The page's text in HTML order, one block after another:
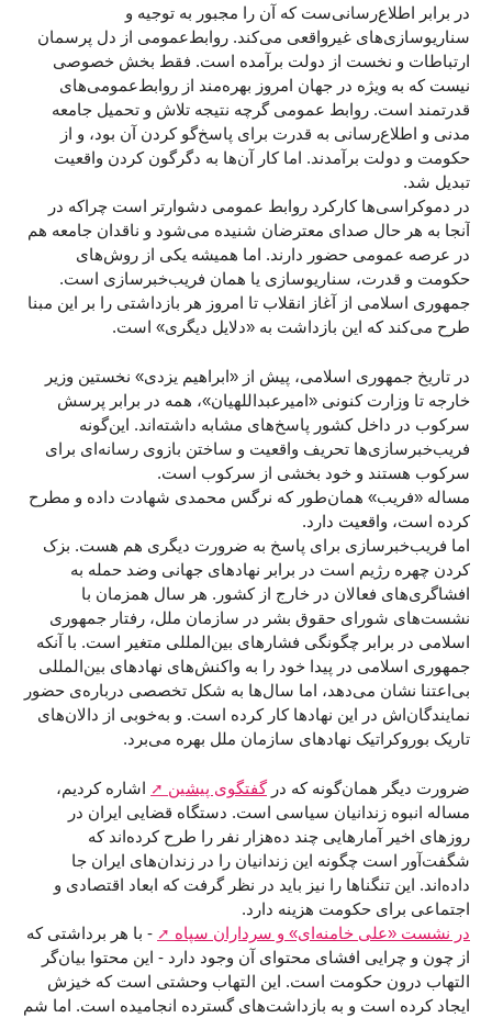
در برابر اطلاع‌رسانی‌ست که آن را مجبور به توجیه و
سناریوسازی‌های غیرواقعی می‌کند. روابط‌عمومی‌ از دل پرسمان
ارتباطات و نخست از دولت برآمده است. فقط بخش خصوصی
نیست که به ويژه در جهان امروز بهره‌مند از روابط‌عمومی‌های
قدرتمند است. روابط عمومی گرچه نتیجه تلاش و تحمیل جامعه
مدنی و اطلاع‌رسانی به قدرت برای پاسخ‌گو کردن آن بود، و از
حکومت و دولت برآمدند. اما کار آن‌ها به دگرگون کردن واقعیت
تبدیل شد.
در دموکراسی‌ها کارکرد روابط عمومی دشوارتر است چراکه در
آنجا به هر حال صدای معترضان شنیده می‌شود و ناقدان جامعه هم
در عرصه عمومی حضور دارند. اما همیشه یکی از روش‌های
حکومت‌ و قدرت، سناریوسازی یا همان فریب‌خبرسازی است.
جمهوری اسلامی از آغاز انقلاب تا امروز هر بازداشتی را بر این مبنا
طرح می‌کند که این بازداشت به «دلایل دیگری» است.
در تاریخ جمهوری اسلامی، پیش از «ابراهیم یزدی» نخستین وزیر
خارجه تا وزارت کنونی «امیرعبداللهیان»، همه در برابر پرسش
سرکوب در داخل کشور پاسخ‌های مشابه داشته‌اند. این‌گونه
فریب‌خبرسازی‌ها تحریف واقعیت و ساختن بازوی رسانه‌ای برای
سرکوب هستند و خود بخشی از سرکوب است.
مساله «فریب» همان‌طور که نرگس محمدی شهادت داده و مطرح
کرده است، واقعیت دارد.
اما فریب‌خبرسازی برای پاسخ به ضرورت دیگری هم هست. بزک
کردن چهره رژیم است در برابر نهادهای جهانی وضد حمله به
افشاگری‌های فعالان در خارج از کشور. هر سال همزمان با
نشست‌های شورای حقوق بشر در سازمان ملل، رفتار جمهوری
اسلامی در برابر چگونگی فشارهای بین‌المللی متغیر است. با آنکه
جمهوری اسلامی در پیدا خود را به واکنش‌های نهادهای بین‌المللی
بی‌اعتنا نشان می‌دهد، اما سال‌ها به شکل تخصصی درباره‌ی حضور
نمایندگان‌اش در این نهادها کار کرده است. و به‌خوبی از دالان‌های
تاریک بوروکراتیک نهادهای سازمان ملل بهره می‌برد.
ضرورت دیگر همان‌‌گونه که درگفتگوی پیشین
اشاره کردیم،
مساله انبوه زندانیان سیاسی است. دستگاه قضایی ایران در
روزهای اخیر آمارهایی چند ده‌‌هزار نفر را طرح کرده‌اند که
شگفت‌آور است چگونه این زندانیان را در زندان‌های ایران جا
داده‌اند. این تنگناها را نیز باید در نظر گرفت که ابعاد اقتصادی و
اجتماعی برای حکومت هزینه دارد.
در نشست «علی خامنه‌ای» و سرداران سپاه
- با هر برداشتی که
از چون و چرایی افشای محتوای آن وجود دارد - این محتوا بیان‌گر
التهاب درون حکومت است. این التهاب وحشتی است که خیزش
ایجاد کرده است و به بازداشت‌های گسترده انجامیده است. اما شم